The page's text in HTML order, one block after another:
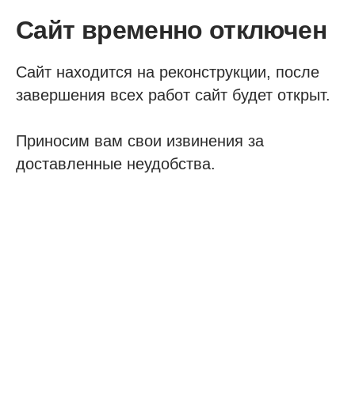
Сайт временно отключен
Сайт находится на реконструкции, после
завершения всех работ сайт будет открыт.
Приносим вам свои извинения за
доставленные неудобства.